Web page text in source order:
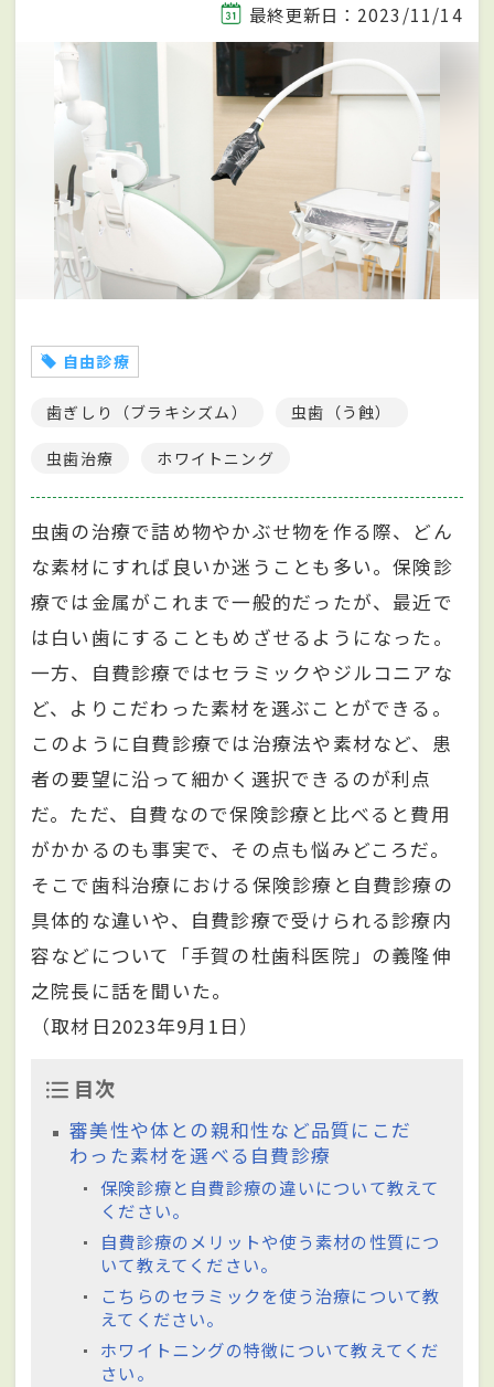
最終更新日：2023/11/14
自由診療
歯ぎしり（ブラキシズム） 虫歯（う蝕）
虫歯治療 ホワイトニング
虫歯の治療で詰め物やかぶせ物を作る際、どん
な素材にすれば良いか迷うことも多い。保険診
療では金属がこれまで一般的だったが、最近で
は白い歯にすることもめざせるようになった。
一方、自費診療ではセラミックやジルコニアな
ど、よりこだわった素材を選ぶことができる。
このように自費診療では治療法や素材など、患
者の要望に沿って細かく選択できるのが利点
だ。ただ、自費なので保険診療と比べると費用
がかかるのも事実で、その点も悩みどころだ。
そこで歯科治療における保険診療と自費診療の
具体的な違いや、自費診療で受けられる診療内
容などについて「手賀の杜歯科医院」の義隆伸
之院長に話を聞いた。
（取材日2023年9月1日）
目次
審美性や体との親和性など品質にこだ
わった素材を選べる自費診療
保険診療と自費診療の違いについて教えて
ください。
自費診療のメリットや使う素材の性質につ
いて教えてください。
こちらのセラミックを使う治療について教
えてください。
ホワイトニングの特徴について教えてくだ
さい。